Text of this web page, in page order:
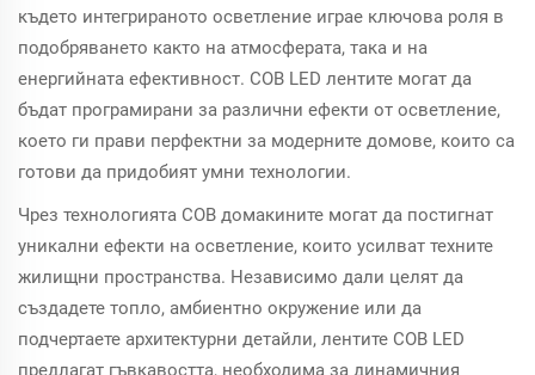
където интегрираното осветление играе ключова роля в
подобряването както на атмосферата, така и на
енергийната ефективност. COB LED лентите могат да
бъдат програмирани за различни ефекти от осветление,
което ги прави перфектни за модерните домове, които са
готови да придобият умни технологии.
Чрез технологията COB домакините могат да постигнат
уникални ефекти на осветление, които усилват техните
жилищни пространства. Независимо дали целят да
създадете топло, амбиентно окружение или да
подчертаете архитектурни детайли, лентите COB LED
предлагат гъвкавостта, необходима за динамичния